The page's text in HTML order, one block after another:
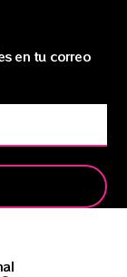
en tu correo